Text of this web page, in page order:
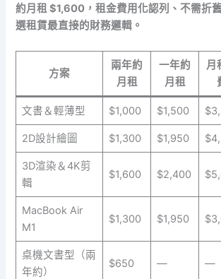
約月租 $1,600，租金費用化認列、不需折
選租賃最直接的財務邏輯。
方案
兩年約
月租
一年約
月租
月
文書＆輕薄型 $1,000 $1,500
2D設計繪圖 $1,300 $1,950
3D渲染＆4K剪
輯
$1,600 $2,400
MacBook Air
M1
$1,300 $1,950
桌機文書型（兩
年約）
$650 — —